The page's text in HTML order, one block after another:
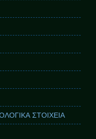
ΣΤΟΙΧΕΙΑ